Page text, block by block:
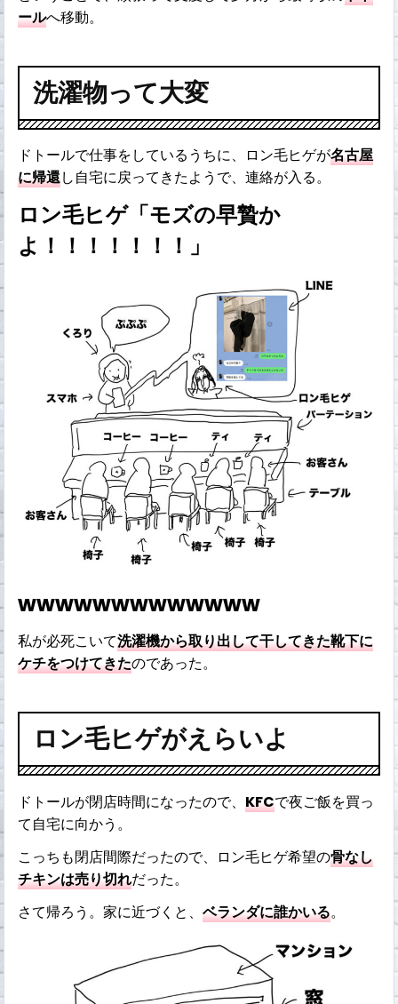
ールへ移動。
洗濯物って大変
ドトールで仕事をしているうちに、ロン毛ヒゲが名古屋
に帰還し自宅に戻ってきたようで、連絡が入る。
ロン毛ヒゲ「モズの早贄か
よ！！！！！！！」
wwwwwwwwwwwww
私が必死こいて洗濯機から取り出して干してきた靴下に
ケチをつけてきたのであった。
ロン毛ヒゲがえらいよ
ドトールが閉店時間になったので、KFCで夜ご飯を買っ
て自宅に向かう。
こっちも閉店間際だったので、ロン毛ヒゲ希望の骨なし
チキンは売り切れだった。
さて帰ろう。家に近づくと、ベランダに誰かいる。